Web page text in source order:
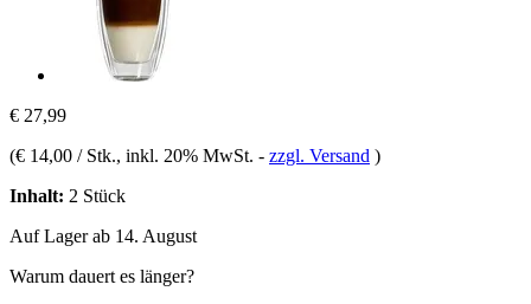
€ 27,99
(€ 14,00 / Stk., inkl. 20% MwSt. - zzgl. Versand )
Inhalt: 2 Stück
Auf Lager ab 14. August
Warum dauert es länger?